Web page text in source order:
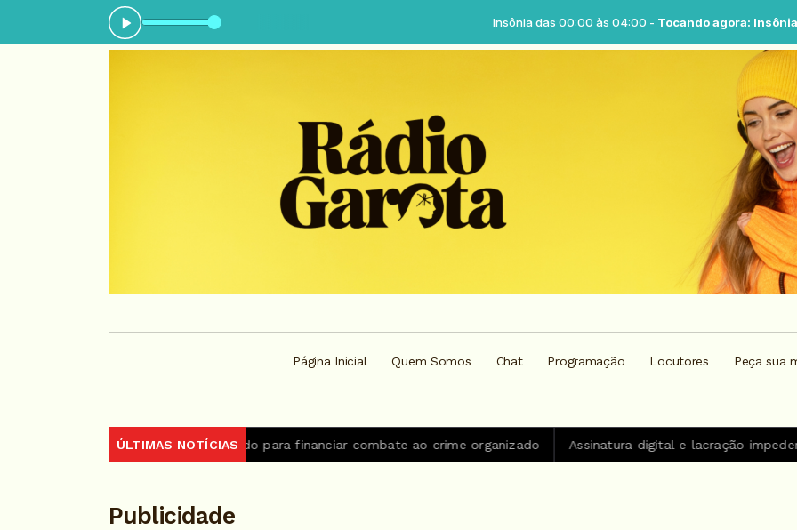
agora: Insônia - Parte 03 Insônia das 00:00 às 04:00 -Tocando agora: Insônia - Parte
Página Inicial Quem Somos Chat Programação Locutores Peça sua
ÚLTIMAS NOTÍCIAS
Brasil e BID firmam acordo para financiar combate ao crime organizado Assinatura digital e lacração impedem
Publicidade